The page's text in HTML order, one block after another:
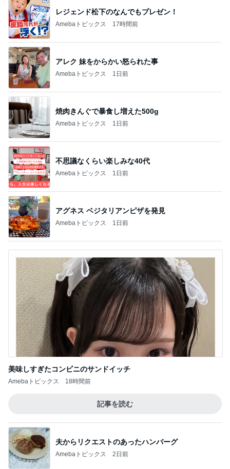
レジェンド松下のなんでもプレゼン！
Amebaトピックス 17時間前
アレク 妹をからかい怒られた事
Amebaトピックス 1日前
焼肉きんぐで暴食し増えた500g
Amebaトピックス 1日前
不思議なくらい楽しみな40代
Amebaトピックス 1日前
アグネス ベジタリアンピザを発見
Amebaトピックス 1日前
美味しすぎたコンビニのサンドイッチ
Amebaトピックス 18時間前
記事を読む
夫からリクエストのあったハンバーグ
Amebaトピックス 2日前